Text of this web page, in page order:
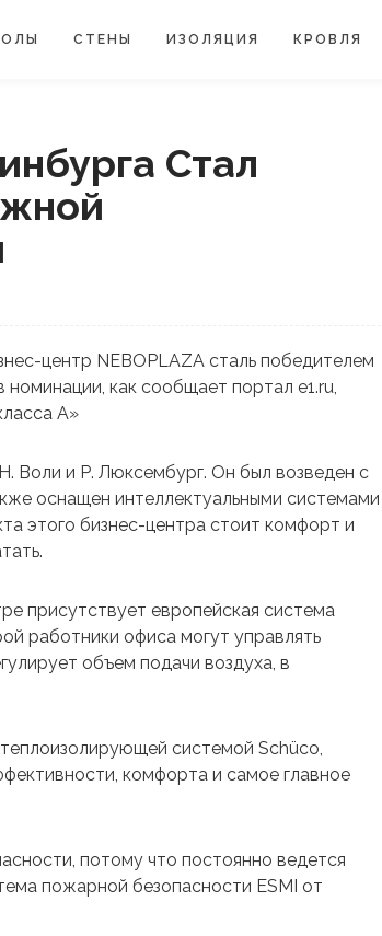
СТЕНЫ ИЗОЛЯЦИЯ КРОВЛЯ
Стал
центр NEBOPLAZA сталь победителем
как сообщает портал e1.ru,
A»
Воли и Р. Люксембург. Он был возведен с
оснащен интеллектуальными системами
этого бизнес-центра стоит комфорт и
присутствует европейская система
работники офиса могут управлять
объем подачи воздуха, в
системой Schüco,
комфорта и самое главное
потому что постоянно ведется
пожарной безопасности ESMI от